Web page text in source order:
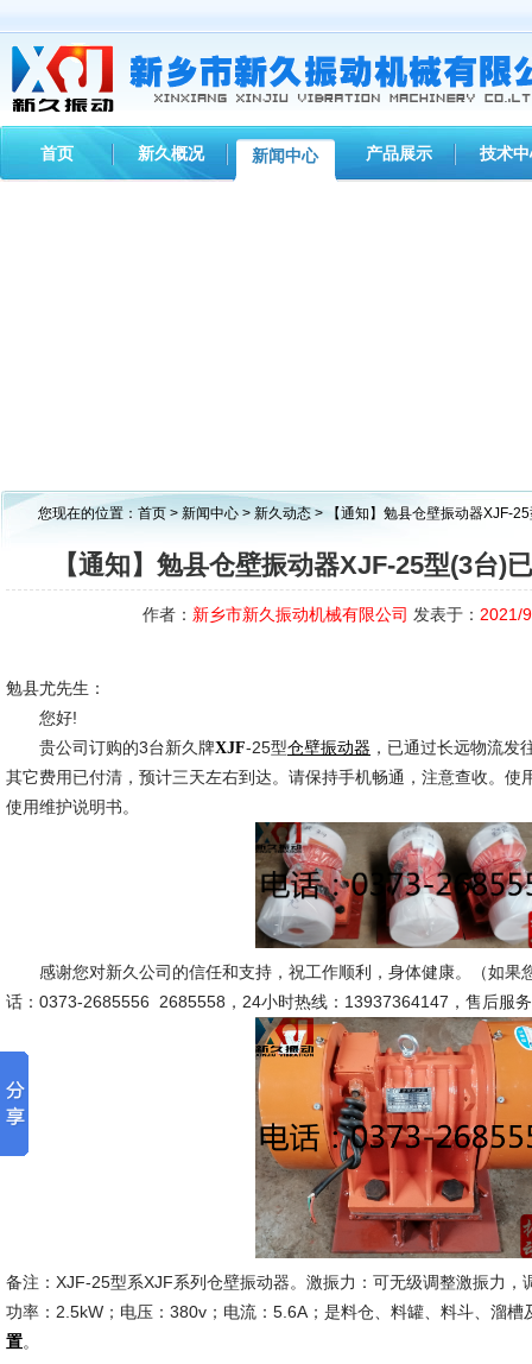
首页 新久概况 新闻中心 产品展示 技术
您现在的位置： 首页 > 新闻中心 > 新久动态 > 【通知】勉县仓壁振动器XJF-
【通知】勉县仓壁振动器XJF-25型(3台)
作者： 新乡市新久振动机械有限公司 发表于： 2021/
勉县尤先生：
您好!
贵公司订购的3台新久牌XJF-25型仓壁振动器 ，已通过长远物流发
其它费用已付清，预计三天左右到达。请保持手机畅通，注意查收。使
使用维护说明书。
感谢您对新久公司的信任和支持，祝工作顺利，身体健康。（如果
话：0373-2685556 2685558，24小时热线：13937364147，售后服
备注：XJF-25型系XJF系列仓壁振动器。激振力：可无级调整激振力
功率：2.5kW；电压：380v；电流：5.6A；是料仓、料罐、料斗、溜槽
置。